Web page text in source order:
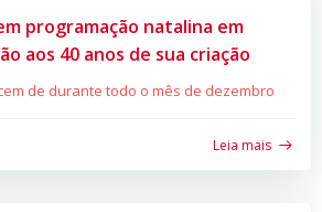
programação natalina em
aos 40 anos de sua criação
de durante todo o mês de dezembro
Leia mais